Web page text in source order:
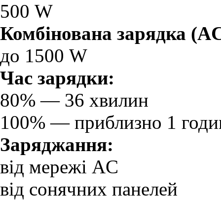
500 W
Комбінована зарядка
до 1500 W
Час зарядки:
80% — 36 хвилин
100% — приблизно 1
Заряджання:
від мережі AC
від сонячних панелей